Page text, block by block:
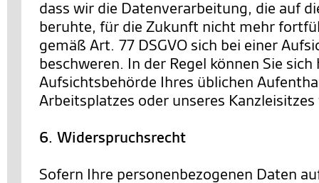
dass wir die Datenverarbeitung, die auf
beruhte, für die Zukunft nicht mehr
gemäß Art. 77 DSGVO sich bei einer
beschweren. In der Regel können Sie
Aufsichtsbehörde Ihres üblichen
Arbeitsplatzes oder unseres
6. Widerspruchsrecht
Sofern Ihre personenbezogenen Daten